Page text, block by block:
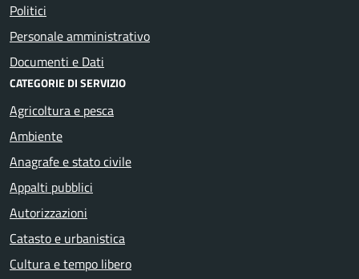
Politici
Personale amministrativo
Documenti e Dati
CATEGORIE DI SERVIZIO
Agricoltura e pesca
Ambiente
Anagrafe e stato civile
Appalti pubblici
Autorizzazioni
Catasto e urbanistica
Cultura e tempo libero